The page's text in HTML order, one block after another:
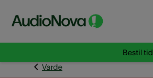
Bestil tid
Varde